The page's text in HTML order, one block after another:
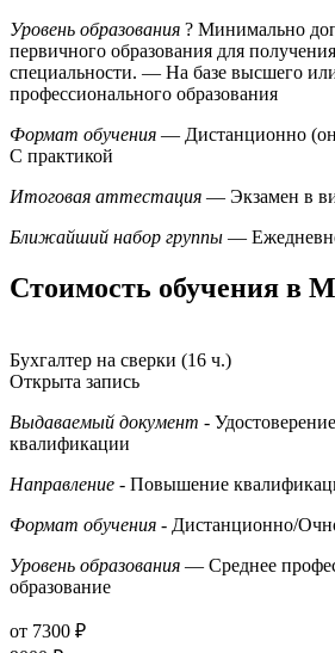
Уровень образования ? Минимально
первичного образования для
специальности. — На базе высшего
профессионального образования
Формат обучения — Дистанционно
С практикой
Итоговая аттестация — Экзамен в
Ближайший набор группы —
Стоимость обучения в
Бухгалтер на сверки (16 ч.)
Открыта запись
Выдаваемый документ -
квалификации
Направление - Повышение
Формат обучения - Дистанционно/
Уровень образования — Среднее
образование
от 7300 ₽